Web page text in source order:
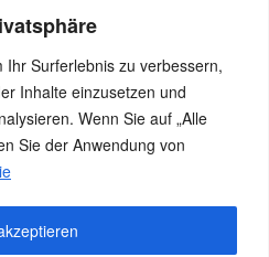
Surferlebnis zu verbessern,
Inhalte einzusetzen und
Wenn Sie auf „Alle
Sie der Anwendung von
Allgemein
.
von WordPress